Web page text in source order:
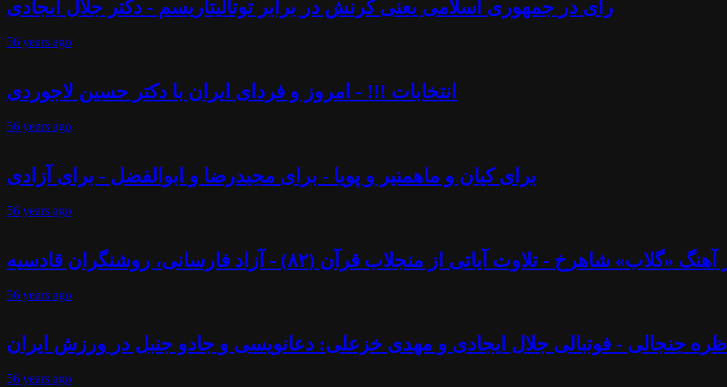
رأی در جمهوری اسلامی یعنی کُرنش در برابر توتالیتاریسم - دکتر جلال ایجادی
56 years ago
انتخابات !!! - امروز و فردای ایران با دکتر حسین لاجوردی
56 years ago
برای کیان و ماهمنیر و پویا - برای مجیدرضا و ابوالفضل - برای آزادی
56 years ago
«گلاب» شاهرخ - تلاوت آیاتی از منجلاب قرآن (۸۲) - آزاد فارسانی، روشنگران قادسیه
56 years ago
جنجالی - فوتبالی جلال ایجادی و مهدی خزعلی: دعانویسی و جادو جنبل در ورزش ایران
56 years ago